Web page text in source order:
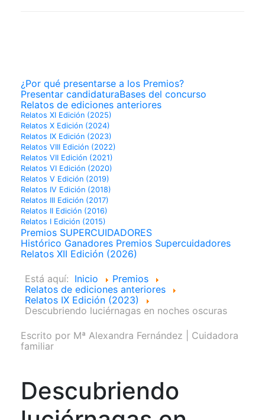
¿Por qué presentarse a los Premios?
Presentar candidaturaBases del concurso
Relatos de ediciones anteriores
Relatos XI Edición (2025)
Relatos X Edición (2024)
Relatos IX Edición (2023)
Relatos VIII Edición (2022)
Relatos VII Edición (2021)
Relatos VI Edición (2020)
Relatos V Edición (2019)
Relatos IV Edición (2018)
Relatos III Edición (2017)
Relatos II Edición (2016)
Relatos I Edición (2015)
Premios SUPERCUIDADORES
Histórico Ganadores Premios Supercuidadores
Relatos XII Edición (2026)
Está aquí: Inicio
Premios
Relatos de ediciones anteriores
Relatos IX Edición (2023)
Descubriendo luciérnagas en noches oscuras
Escrito por Mª Alexandra Fernández | Cuidadora
familiar
Descubriendo